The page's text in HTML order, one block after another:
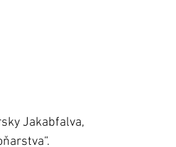
Jakabfalva,